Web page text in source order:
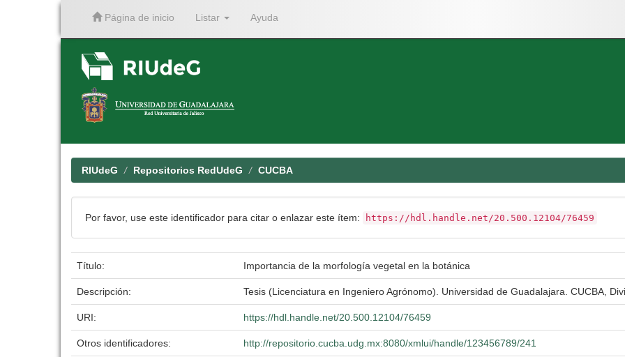
Página de inicio Listar Ayuda
RIUdeG Repositorios RedUdeG CUCBA
Por favor, use este identificador para citar o enlazar este ítem: https://hdl.handle.net/20.500.12104/76459
Título: Importancia de la morfología vegetal en la botánica
Descripción: Tesis (Licenciatura en Ingeniero Agrónomo). Universidad de Guadalajara. CUCBA,
URI: https://hdl.handle.net/20.500.12104/76459
Otros identificadores: http://repositorio.cucba.udg.mx:8080/xmlui/handle/123456789/241